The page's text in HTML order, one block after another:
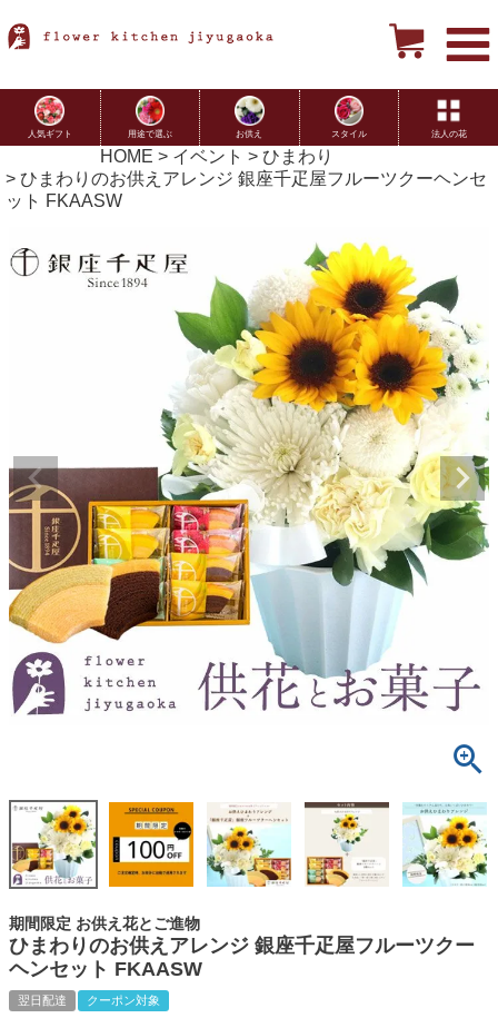
人気ギフト 用途で選ぶ お供え スタイル 法人の花
HOME イベント
ひまわり
ひまわりのお供えアレンジ 銀座千疋屋フルーツクーヘンセ
ット FKAASW
期間限定 お供え花とご進物
ひまわりのお供えアレンジ 銀座千疋屋フルーツクー
ヘンセット FKAASW
翌日配達 クーポン対象